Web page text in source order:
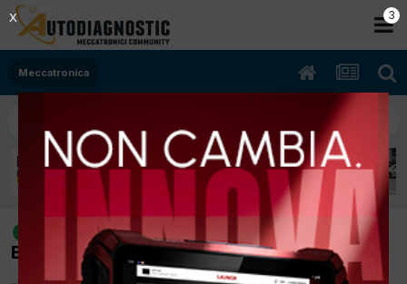
Meccatronica
[Fiat 16 07/2007 1600cc M16A 79Kw
Benzina] Impianto frenante
2
X